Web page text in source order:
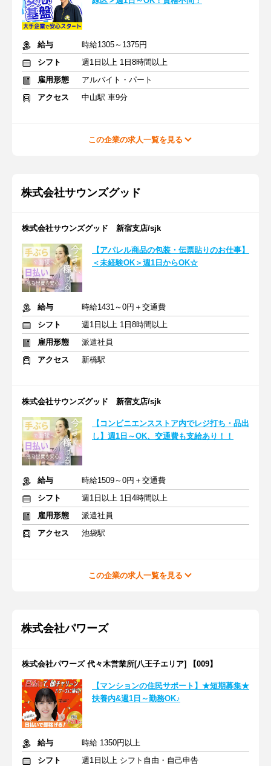
給与
時給1305～1375円
シフト
週1日以上 1日8時間以上
雇用形態
アルバイト・パート
アクセス
中山駅 車9分
この企業の求人一覧を見る
株式会社サウンズグッド
株式会社サウンズグッド 新宿支店/sjk
【アパレル商品の包装・伝票貼りのお仕事】
＜未経験OK＞週1日からOK☆
給与
時給1431～0円＋交通費
シフト
週1日以上 1日8時間以上
雇用形態
派遣社員
アクセス
新橋駅
株式会社サウンズグッド 新宿支店/sjk
【コンビニエンスストア内でレジ打ち・品出
し】週1日～OK、交通費も支給あり！！
給与
時給1509～0円＋交通費
シフト
週1日以上 1日4時間以上
雇用形態
派遣社員
アクセス
池袋駅
この企業の求人一覧を見る
株式会社パワーズ
株式会社パワーズ 代々木営業所[八王子エリア] 【009】
【マンションの住民サポート】★短期募集★
扶養内&週1日～勤務OK♪
給与
時給 1350円以上
シフト
週1日以上 シフト自由・自己申告